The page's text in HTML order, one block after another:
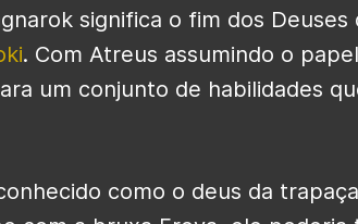
significa o fim dos Deuses
. Com Atreus assumindo o
um conjunto de habilidades
como o deus da